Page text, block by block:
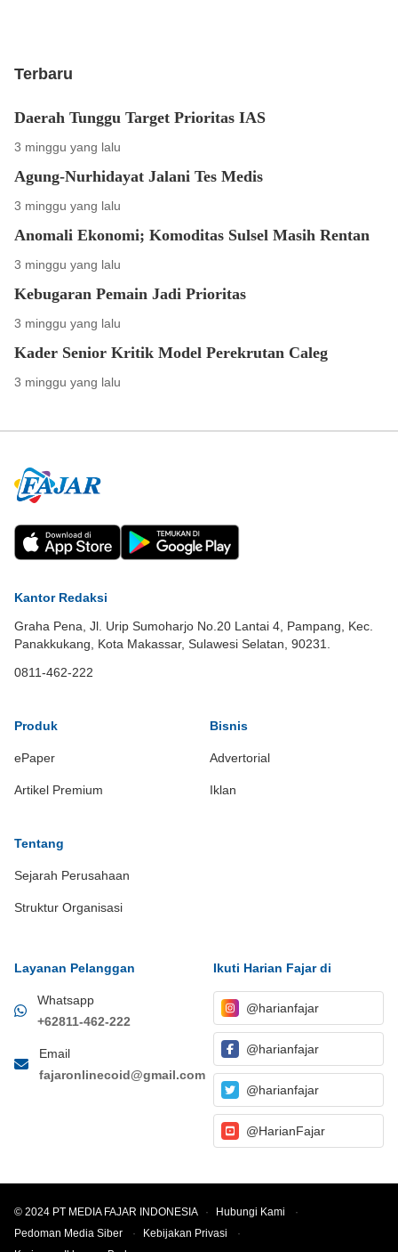
Terbaru
Daerah Tunggu Target Prioritas IAS
3 minggu yang lalu
Agung-Nurhidayat Jalani Tes Medis
3 minggu yang lalu
Anomali Ekonomi; Komoditas Sulsel Masih Rentan
3 minggu yang lalu
Kebugaran Pemain Jadi Prioritas
3 minggu yang lalu
Kader Senior Kritik Model Perekrutan Caleg
3 minggu yang lalu
Kantor Redaksi
Graha Pena, Jl. Urip Sumoharjo No.20 Lantai 4, Pampang, Kec.
Panakkukang, Kota Makassar, Sulawesi Selatan, 90231.
0811-462-222
Produk
ePaper
Artikel Premium
Bisnis
Advertorial
Iklan
Tentang
Sejarah Perusahaan
Struktur Organisasi
Layanan Pelanggan
Whatsapp
+62811-462-222
Email
fajaronlinecoid@gmail.com
Ikuti Harian Fajar di
@harianfajar
@harianfajar
@harianfajar
@HarianFajar
© 2024 PT MEDIA FAJAR INDONESIA · Hubungi Kami
·
Pedoman Media Siber
· Kebijakan Privasi
·